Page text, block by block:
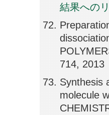
結果への
714, 2013
Synthesis
molecule